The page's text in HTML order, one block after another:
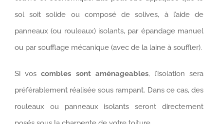
sol soit solide ou composé de solives, à l’aide de
panneaux (ou rouleaux) isolants, par épandage manuel
ou par soufflage mécanique (avec de la laine à souffler).
Si voscombles sont aménageables, l’isolation sera
préférablement réalisée sous rampant. Dans ce cas, des
rouleaux ou panneaux isolants seront directement